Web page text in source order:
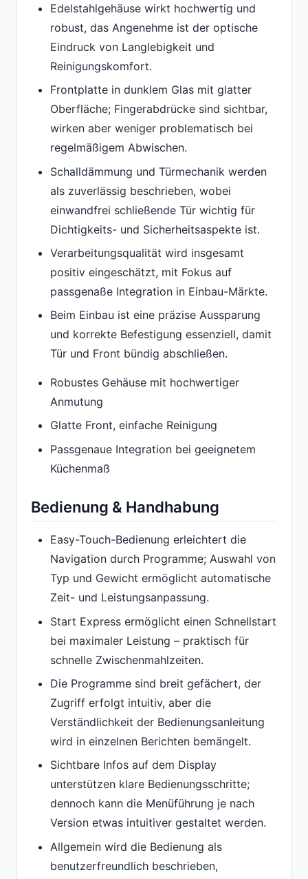
Edelstahlgehäuse wirkt hochwertig und
robust, das Angenehme ist der optische
Eindruck von Langlebigkeit und
Reinigungskomfort.
Frontplatte in dunklem Glas mit glatter
Oberfläche; Fingerabdrücke sind sichtbar,
wirken aber weniger problematisch bei
regelmäßigem Abwischen.
Schalldämmung und Türmechanik werden
als zuverlässig beschrieben, wobei
einwandfrei schließende Tür wichtig für
Dichtigkeits- und Sicherheitsaspekte ist.
Verarbeitungsqualität wird insgesamt
positiv eingeschätzt, mit Fokus auf
passgenaße Integration in Einbau-Märkte.
Beim Einbau ist eine präzise Aussparung
und korrekte Befestigung essenziell, damit
Tür und Front bündig abschließen.
Robustes Gehäuse mit hochwertiger
Anmutung
Glatte Front, einfache Reinigung
Passgenaue Integration bei geeignetem
Küchenmaß
Bedienung & Handhabung
Easy-Touch-Bedienung erleichtert die
Navigation durch Programme; Auswahl von
Typ und Gewicht ermöglicht automatische
Zeit- und Leistungsanpassung.
Start Express ermöglicht einen Schnellstart
bei maximaler Leistung – praktisch für
schnelle Zwischenmahlzeiten.
Die Programme sind breit gefächert, der
Zugriff erfolgt intuitiv, aber die
Verständlichkeit der Bedienungsanleitung
wird in einzelnen Berichten bemängelt.
Sichtbare Infos auf dem Display
unterstützen klare Bedienungsschritte;
dennoch kann die Menüführung je nach
Version etwas intuitiver gestaltet werden.
Allgemein wird die Bedienung als
benutzerfreundlich beschrieben,